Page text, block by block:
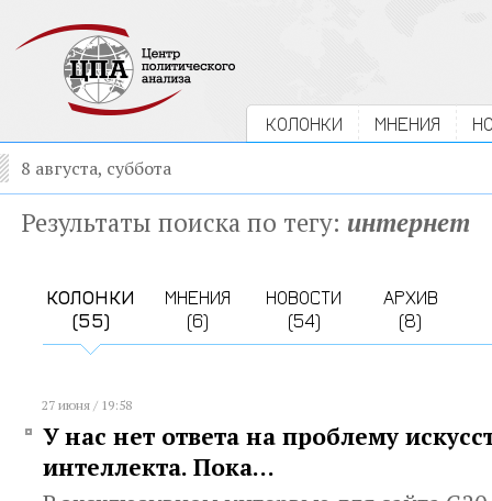
КОЛОНКИ МНЕНИЯ
8 августа, суббота
Результаты поиска по тегу: интернет
КОЛОНКИ
(55)
МНЕНИЯ
(6)
НОВОСТИ
(54)
АРХИВ
(8)
27 июня / 19:58
У нас нет ответа на проблему
интеллекта. Пока…